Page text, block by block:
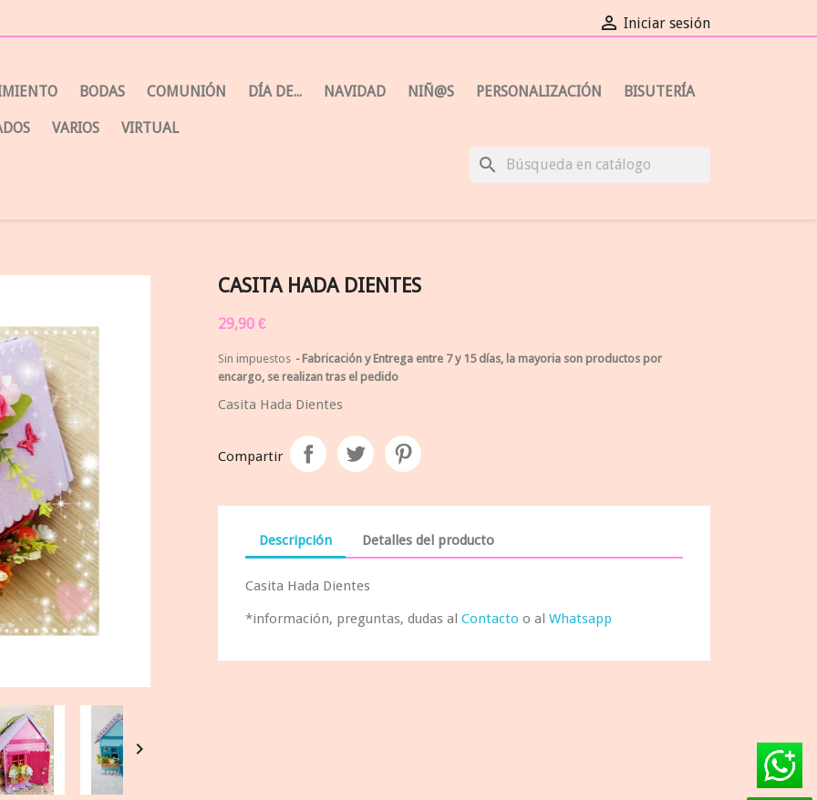
 Iniciar sesión
BODAS COMUNIÓN DÍA DE... NAVIDAD NIÑ@S PERSONALIZACIÓN BISUTERÍA
VARIOS VIRTUAL
search

CASITA HADA DIENTES
29,90 €
Sin impuestos
Fabricación y Entrega entre 7 y 15 días, la mayoria son productos por
encargo, se realizan tras el pedido
Casita Hada Dientes
Compartir
Descripción Detalles del producto
Casita Hada Dientes
*información, preguntas, dudas al Contacto o al Whatsapp